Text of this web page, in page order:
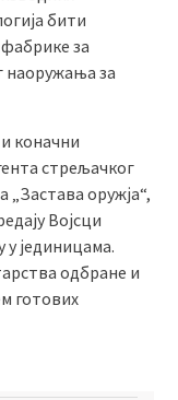
бити
за
наоружања за
коначни
стрељачког
оружја“,
Војсци
јединицама.
одбране и
готових